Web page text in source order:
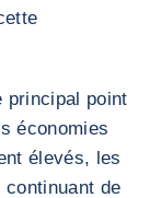
principal point
économies
élevés, les
de